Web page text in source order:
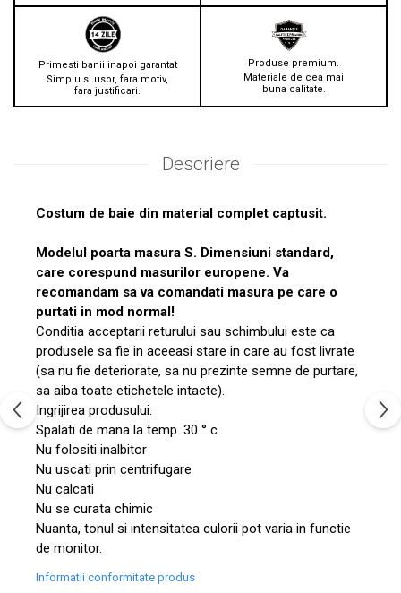
Primesti banii inapoi garantat
Simplu si usor, fara motiv,
fara justificari.
Produse premium.
Materiale de cea mai
buna calitate.
Descriere
Costum de baie din material complet captusit.
Modelul poarta masura S. Dimensiuni standard,
care corespund masurilor europene. Va
recomandam sa va comandati masura pe care o
purtati in mod normal!
Conditia acceptarii returului sau schimbului este ca
produsele sa fie in aceeasi stare in care au fost livrate
(sa nu fie deteriorate, sa nu prezinte semne de purtare,
sa aiba toate etichetele intacte).
Ingrijirea produsului:
Spalati de mana la temp. 30 ° c
Nu folositi inalbitor
Nu uscati prin centrifugare
Nu calcati
Nu se curata chimic
Nuanta, tonul si intensitatea culorii pot varia in functie
de monitor.
Informatii conformitate produs